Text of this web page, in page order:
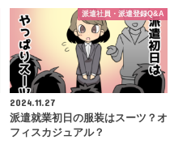
派遣社員・派遣登録Q&A
2024.11.27
派遣就業初日の服装はスーツ？オ
フィスカジュアル？